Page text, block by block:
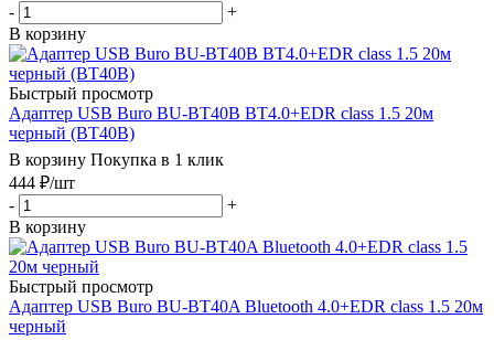
-
+
В корзину
Быстрый просмотр
Адаптер USB Buro BU-BT40B BT4.0+EDR class 1.5 20м
черный (BT40B)
В корзину Покупка в 1 клик
444 ₽/шт
-
+
В корзину
Быстрый просмотр
Адаптер USB Buro BU-BT40A Bluetooth 4.0+EDR class 1.5 20м
черный